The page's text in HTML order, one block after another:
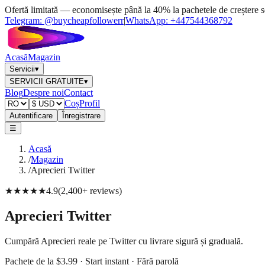
Ofertă limitată — economisește până la 40% la pachetele de creștere
Telegram: @buycheapfollowerr|WhatsApp: +447544368792
AcasăMagazin
Servicii▾
SERVICII GRATUITE▾
BlogDespre noiContact
CoșProfil
Autentificare
Înregistrare
☰
Acasă
/Magazin
/Aprecieri Twitter
★★★★★4.9(2,400+ reviews)
Aprecieri Twitter
Cumpără Aprecieri reale pe Twitter cu livrare sigură și graduală.
Pachete de la $3.99 · Start instant · Fără parolă